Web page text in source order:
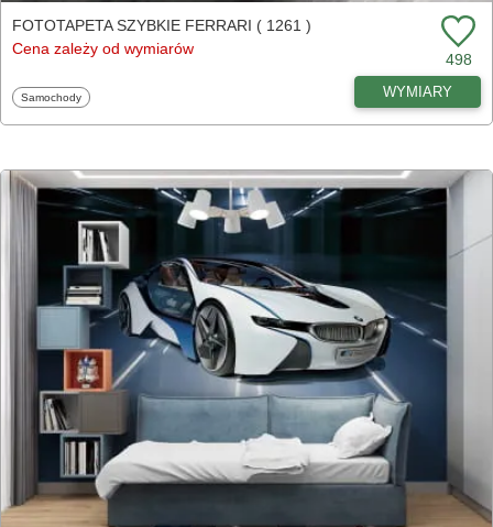
FOTOTAPETA SZYBKIE FERRARI ( 1261 )
Cena zależy od wymiarów
498
Fototapety
Samochody WYMIARY